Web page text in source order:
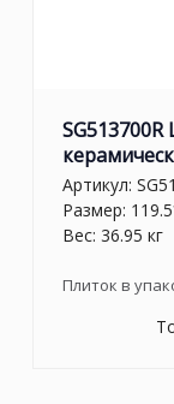
Артикул:
Размер:
Вес: 36.95 кг
Плиток в